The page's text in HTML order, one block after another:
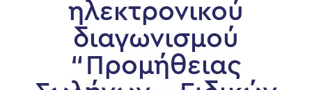
ηλεκτρονικού
διαγωνισμού
“Προμήθειας